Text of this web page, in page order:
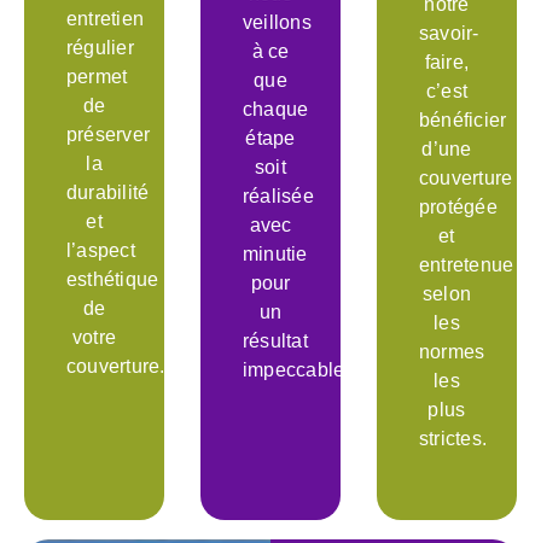
entretien
régulier
permet
de
préserver
la
durabilité
et
l’aspect
esthétique
de
votre
couverture.
veillons
à ce
que
chaque
étape
soit
réalisée
avec
minutie
pour
un
résultat
impeccable.
notre
savoir-
faire,
c’est
bénéficier
d’une
couverture
protégée
et
entretenue
selon
les
normes
les
plus
strictes.